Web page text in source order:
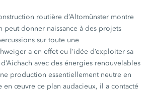
routière d’Altomünster montre
peut donner naissance à des projets
sur toute une
a en effet eu l’idée d’exploiter sa
avec des énergies renouvelables
production essentiellement neutre en
en œuvre ce plan audacieux, il a contacté